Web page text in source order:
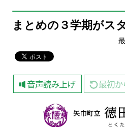
まとめの３学期がス